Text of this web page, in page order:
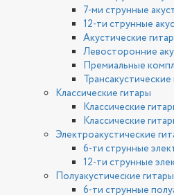
7-ми струнные
12-ти струнные
Акустические
Левосторонние
Премиальные
Трансакустические
Классические гитары
Классические
Классические
Электроакустические
6-ти струнные
12-ти струнные
Полуакустические гитары
6-ти струнные